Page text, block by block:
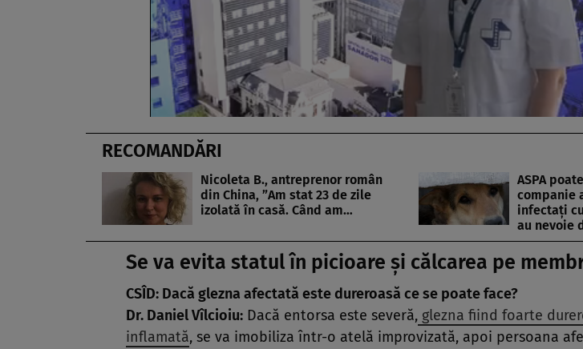
RECOMANDĂRI
Nicoleta B., antreprenor român
din China, ”Am stat 23 de zile
izolată în casă. Când am…
ASPA
companie
infectaţi
au nevoie
Se va evita statul în picioare şi călcarea pe
CSÎD: Dacă glezna afectată este dureroasă ce se poate face?
Dr. Daniel Vîlcioiu: Dacă entorsa este severă, glezna fiind foarte
inflamată, se va imobiliza într-o atelă improvizată, apoi persoana